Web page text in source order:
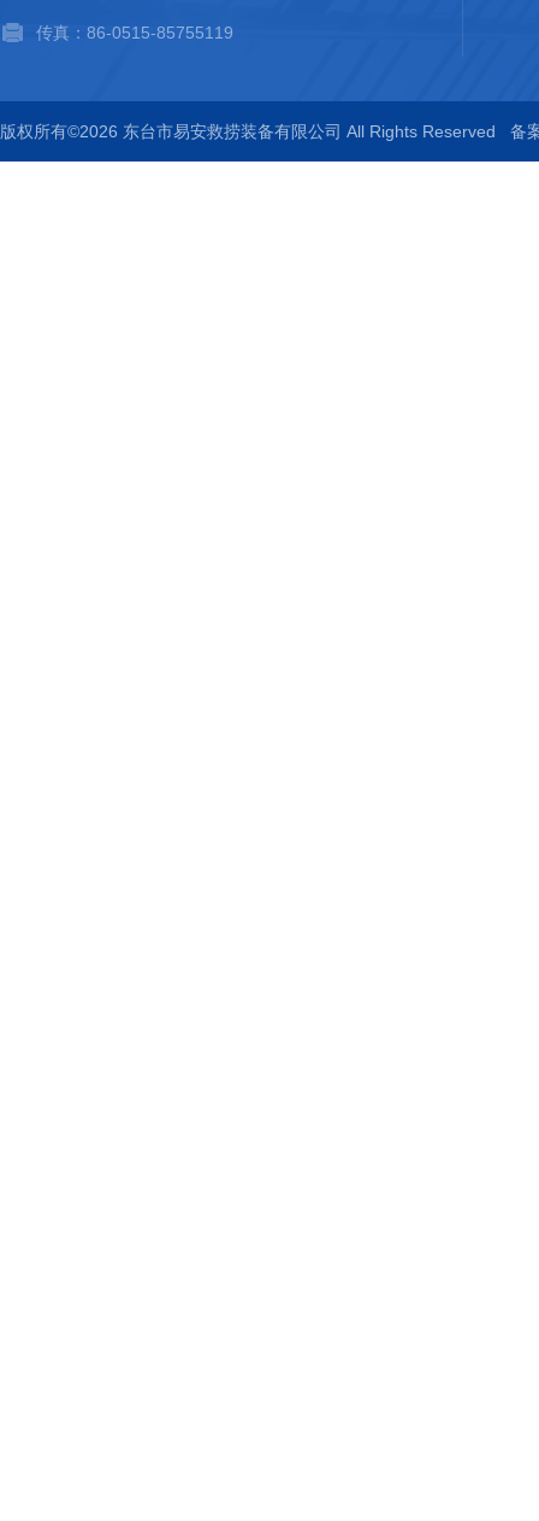
传真：86-0515-85755119
版权所有©2026 东台市易安救捞装备有限公司 All Rights Reserved 备